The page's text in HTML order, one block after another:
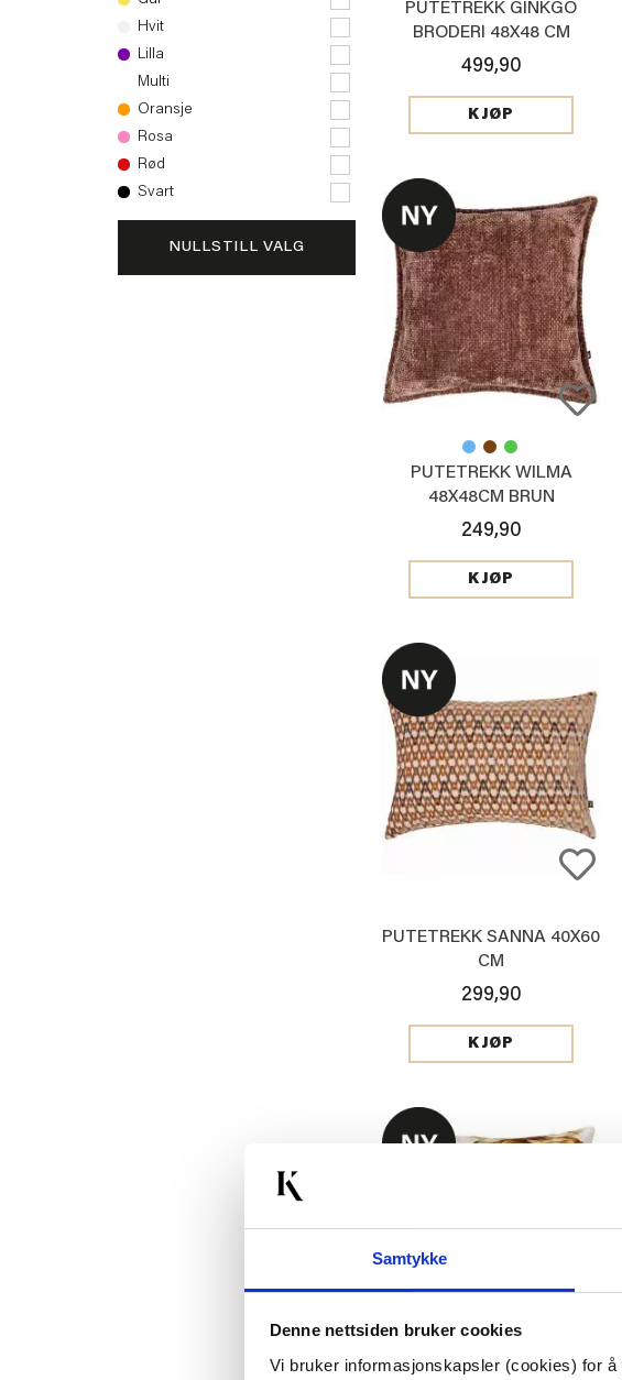
Samtykke
Denne nettsiden bruker cookies
Vi bruker informasjonskapsler (cookies) for
Hvit
Lilla
Multi
Oransje
Rosa
Rød
Svart
NULLSTILL VALG
PUTETREKK GINKGO
BRODERI 48X48 CM
499,90
KJØP
PUTETREKK WILMA
48X48CM BRUN
249,90
KJØP
PUTETREKK SANNA 40X60
CM
299,90
KJØP